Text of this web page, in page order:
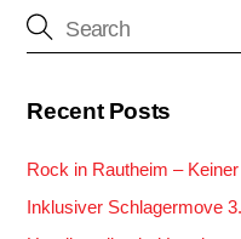
Recent Posts
Rock in Rautheim –
Inklusiver Schlagermove